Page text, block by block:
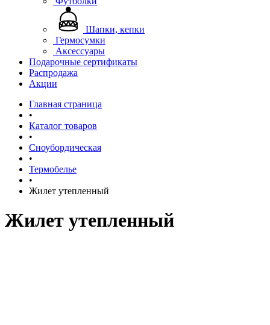
Шапки, кепки
Гермосумки
Аксессуары
Подарочные сертификаты
Распродажа
Акции
Главная страница
•
Каталог товаров
•
Сноубордическая
•
Термобелье
•
Жилет утепленный
Жилет утепленный